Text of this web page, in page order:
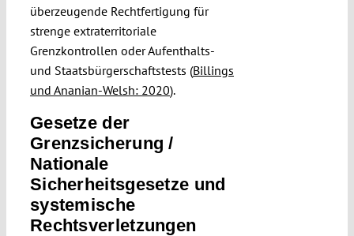
überzeugende Rechtfertigung für
strenge extraterritoriale
Grenzkontrollen oder Aufenthalts-
und Staatsbürgerschaftstests (Billings
und Ananian-Welsh: 2020).
Gesetze der
Grenzsicherung /
Nationale
Sicherheitsgesetze und
systemische
Rechtsverletzungen